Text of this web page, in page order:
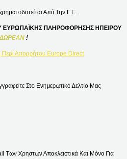
Από Την Ε.Ε.
ΕΥΡΩΠΑΪΚΗΣ ΠΛΗΡΟΦΟΡΗΣΗΣ ΗΠΕΙΡΟΥ
ΔΩΡΕΑΝ !
Απορρήτου Europe Direct
Στο Ενημερωτικό Δελτίο Μας
Των Χρηστών Αποκλειστικά Και Μόνο Για